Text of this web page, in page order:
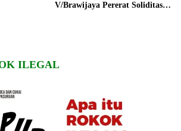
V/Brawijaya Pererat Soliditas
ILEGAL